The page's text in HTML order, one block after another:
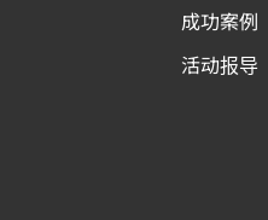
成功案例
活动报导